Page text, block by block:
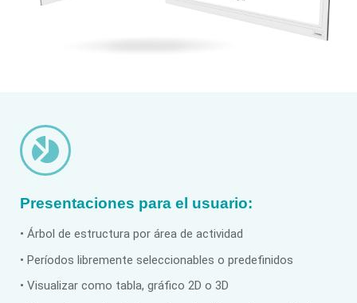
Presentaciones para el usuario:
• Árbol de estructura por área de actividad
• Períodos libremente seleccionables o predefinidos
• Visualizar como tabla, gráfico 2D o 3D